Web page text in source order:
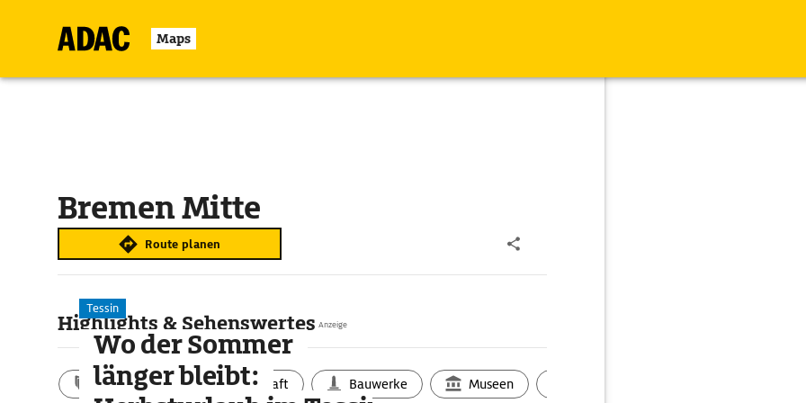
Maps
Bremen Mitte
Route planen
Highlights & Sehenswertes
Aktivitäten Landschaft Bauwerke Museen
Anzeige
Tessin
Wo der Sommer
länger bleibt: